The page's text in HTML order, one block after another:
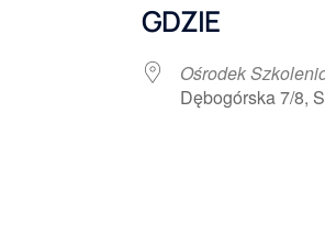
GDZIE
Ośrodek
Dębogórska 7/8,